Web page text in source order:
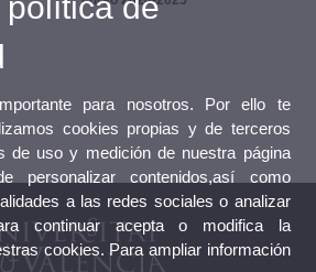
para nosotros. Por ello te
cookies propias y de terceros
de uso y medición de nuestra página
contenidos,así como
a las redes sociales o analizar
continuar acepta o modifica la
cookies. Para ampliar información